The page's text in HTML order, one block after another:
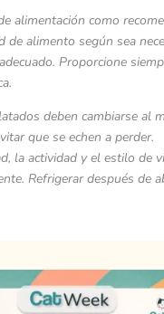
alimentación como
de alimento según sea
Proporcione
deben cambiarse al
que se echen a perder.
la actividad y el estilo de
Refrigerar después de